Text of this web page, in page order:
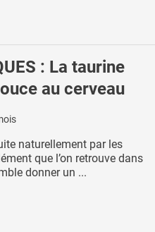
: La taurine
au cerveau
naturellement par les
que l’on retrouve dans
donner un ...